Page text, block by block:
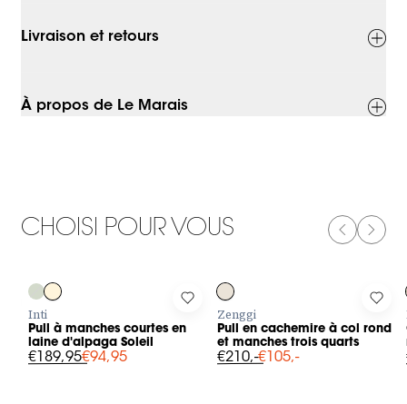
Livraison et retours
À propos de Le Marais
CHOISI POUR VOUS
in to add Pull à manches courtes en laine d'alpaga Soleil
Inti
Pull à manches courtes en
laine d'alpaga Soleil
€189,95€94,95
Log in to add Pull en cachemire
Zenggi
Pull en cachemire à col rond
et manches trois quarts
€210,-€105,-
Log